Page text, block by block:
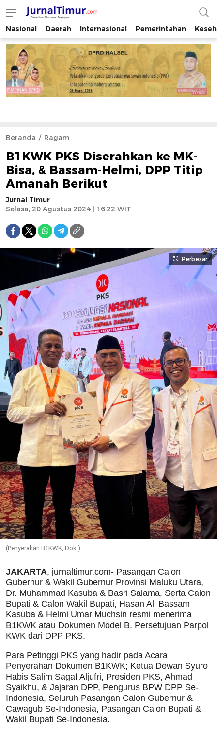
JurnalTimur.com
Membaca Peristiwa Indonesia
Nasional Daerah Internasional Pemerintahan
Beranda Ragam
B1KWK PKS Diserahkan ke MK-
Bisa, & Bassam-Helmi, DPP Titip
Amanah Berikut
Jurnal Timur
Selasa, 20 Agustus 2024 | 16:22 WIT
Perbesar
(Penyerahan B1KWK, Dok.)
JAKARTA, jurnaltimur.com- Pasangan Calon
Gubernur & Wakil Gubernur Provinsi Maluku Utara,
Dr. Muhammad Kasuba & Basri Salama, Serta Calon
Bupati & Calon Wakil Bupati, Hasan Ali Bassam
Kasuba & Helmi Umar Muchsin resmi menerima
B1KWK atau Dokumen Model B. Persetujuan Parpol
KWK dari DPP PKS.
Para Petinggi PKS yang hadir pada Acara
Penyerahan Dokumen B1KWK; Ketua Dewan Syuro
Habis Salim Sagaf Aljufri, Presiden PKS, Ahmad
Syaikhu, & Jajaran DPP, Pengurus BPW DPP Se-
Indonesia, Seluruh Pasangan Calon Gubernur &
Cawagub Se-Indonesia, Pasangan Calon Bupati &
Wakil Bupati Se-Indonesia.